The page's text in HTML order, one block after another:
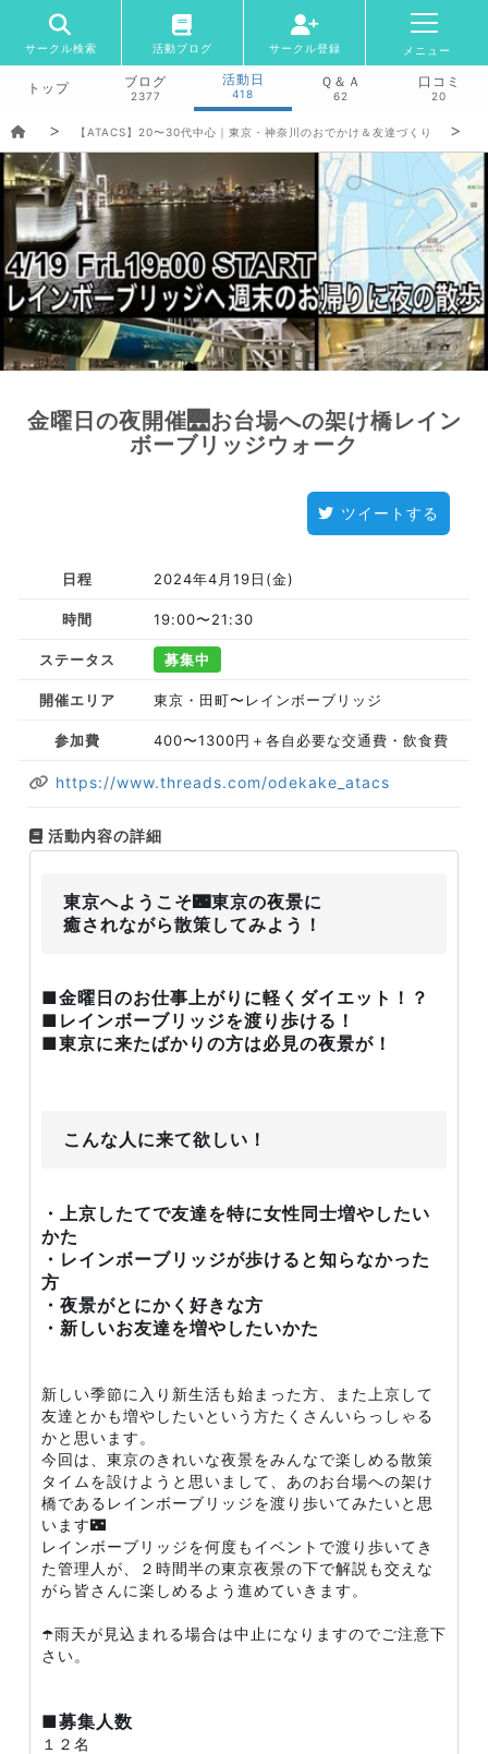
サークル検索 活動ブログ サークル登録 メニュー
トップ ブログ
2377
活動日
418
Ｑ＆Ａ
62
口コミ
20
【ATACS】20〜30代中心｜東京・神奈川のおでかけ＆友達づくり
金曜日の夜開催🌉お台場への架け橋レイン
ボーブリッジウォーク
ツイートする
日程 2024年4月19日(金)
時間 19:00〜21:30
ステータス 募集中
開催エリア 東京・田町〜レインボーブリッジ
参加費 400〜1300円＋各自必要な交通費・飲食費
https://www.threads.com/odekake_atacs
活動内容の詳細
東京へようこそ🌃東京の夜景に
癒されながら散策してみよう！
■金曜日のお仕事上がりに軽くダイエット！？
■レインボーブリッジを渡り歩ける！
■東京に来たばかりの方は必見の夜景が！
こんな人に来て欲しい！
・上京したてで友達を特に女性同士増やしたい
かた
・レインボーブリッジが歩けると知らなかった
方
・夜景がとにかく好きな方
・新しいお友達を増やしたいかた
新しい季節に入り新生活も始まった方、また上京して
友達とかも増やしたいという方たくさんいらっしゃる
かと思います。
今回は、東京のきれいな夜景をみんなで楽しめる散策
タイムを設けようと思いまして、あのお台場への架け
橋であるレインボーブリッジを渡り歩いてみたいと思
います🌃
レインボーブリッジを何度もイベントで渡り歩いてき
た管理人が、２時間半の東京夜景の下で解説も交えな
がら皆さんに楽しめるよう進めていきます。
☂️雨天が見込まれる場合は中止になりますのでご注意下
さい。
■募集人数
１２名